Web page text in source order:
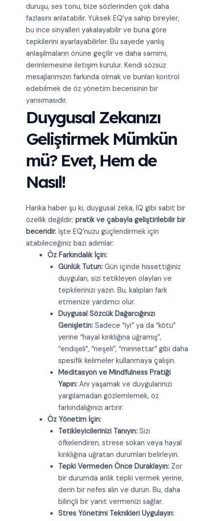
duruşu, ses tonu, bize sözlerinden çok daha
fazlasını anlatabilir. Yüksek EQ’ya sahip bireyler,
bu ince sinyalleri yakalayabilir ve buna göre
tepkilerini ayarlayabilirler. Bu sayede yanlış
anlaşılmaların önüne geçilir ve daha samimi,
derinlemesine iletişim kurulur. Kendi sözsüz
mesajlarımızın farkında olmak ve bunları kontrol
edebilmek de öz yönetim becerisinin bir
yansımasıdır.
Duygusal Zekanızı
Geliştirmek Mümkün
mü? Evet, Hem de
Nasıl!
Harika haber şu ki, duygusal zeka, IQ gibi sabit bir
özellik değildir; pratik ve çabayla geliştirilebilir bir
beceridir.İşte EQ’nuzu güçlendirmek için
atabileceğiniz bazı adımlar:
Öz Farkındalık İçin:
Günlük Tutun:Gün içinde hissettiğiniz
duyguları, sizi tetikleyen olayları ve
tepkilerinizi yazın. Bu, kalıpları fark
etmenize yardımcı olur.
Duygusal Sözcük Dağarcığınızı
Genişletin:Sadece “iyi” ya da “kötü”
yerine “hayal kırıklığına uğramış”,
“endişeli”, “neşeli”, “minnettar” gibi daha
spesifik kelimeler kullanmaya çalışın.
Meditasyon ve Mindfulness Pratiği
Yapın:Anı yaşamak ve duygularınızı
yargılamadan gözlemlemek, öz
farkındalığınızı artırır.
Öz Yönetim İçin:
Tetikleyicilerinizi Tanıyın:Sizi
öfkelendiren, strese sokan veya hayal
kırıklığına uğratan durumları belirleyin.
Tepki Vermeden Önce Duraklayın:Zor
bir durumda anlık tepki vermek yerine,
derin bir nefes alın ve durun. Bu, daha
bilinçli bir yanıt vermenizi sağlar.
Stres Yönetimi Teknikleri Uygulayın: